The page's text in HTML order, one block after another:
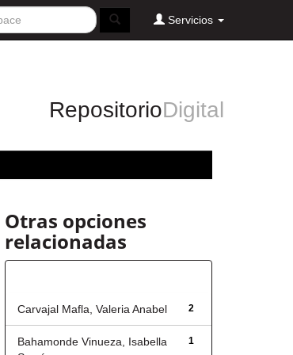
Servicios
RepositorioDigital
Otras opciones
relacionadas
2
Carvajal Mafla, Valeria Anabel
1
Bahamonde Vinueza, Isabella